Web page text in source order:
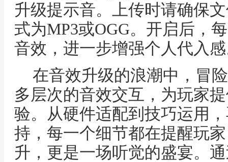
升级提示音。上传时请确保
式为MP3或OGG。开启后，
音效，进一步增强个人代入
在音效升级的浪潮中，冒
多层次的音效交互，为玩家
验。从硬件适配到技巧运用
持，每一个细节都在提醒玩
升，更是一场听觉的盛宴。